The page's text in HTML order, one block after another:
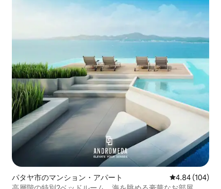
パタヤ市のマンション・アパート レビュー104
4.84 (104)